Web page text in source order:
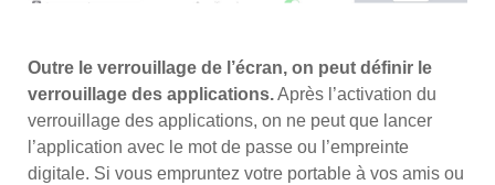
Outre le verrouillage de l’écran, on peut définir le
verrouillage des applications.Après l’activation du
verrouillage des applications, on ne peut que lancer
l’application avec le mot de passe ou l’empreinte
digitale. Si vous empruntez votre portable à vos amis ou